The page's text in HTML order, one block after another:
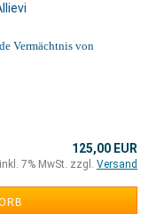
Vermächtnis von
125,00 EUR
inkl. 7% MwSt. zzgl. Versand